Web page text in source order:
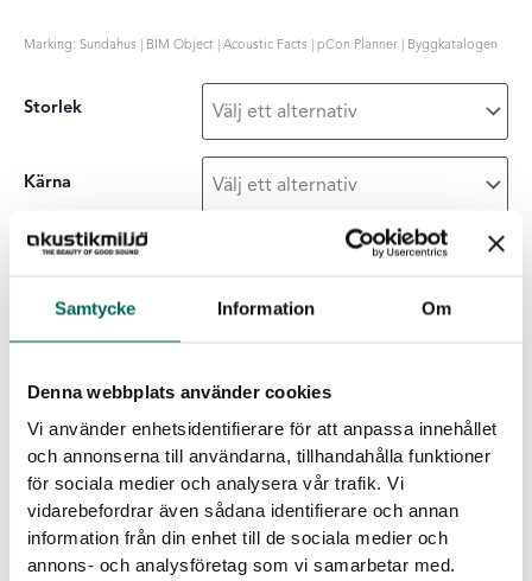
Samtycke Information Om
Denna webbplats använder cookies
Vi använder enhetsidentifierare för att anpassa innehållet
och annonserna till användarna, tillhandahålla funktioner
för sociala medier och analysera vår trafik. Vi
vidarebefordrar även sådana identifierare och annan
information från din enhet till de sociala medier och
annons- och analysföretag som vi samarbetar med.
Marking: Sundahus | BIM Object | Acoustic Facts | pCon Planner | Byggkatalogen
Storlek
Kärna
Off
mängd
+ LÄGG I LISTAN
Egenskaper för EcoSund
Inga emissioner: EcoSUND är helt fri från lim/bindmedel.
Inga farliga kemikalier: EcoSUND släpper inte ifrån sig fibrer
som kliar eller irriterar.